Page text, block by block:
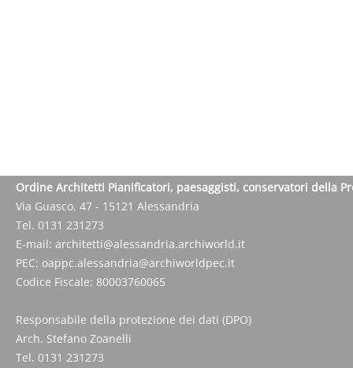
Ordine Architetti Pianificatori, paesaggisti, conservatori della
Via Guasco, 47 - 15121 Alessandria
Tel. 0131 231273
E-mail: architetti@alessandria.archiworld.it
PEC: oappc.alessandria@archiworldpec.it
Codice Fiscale: 80003760065
Responsabile della protezione dei dati (DPO)
Arch. Stefano Zoanelli
Tel. 0131 231273